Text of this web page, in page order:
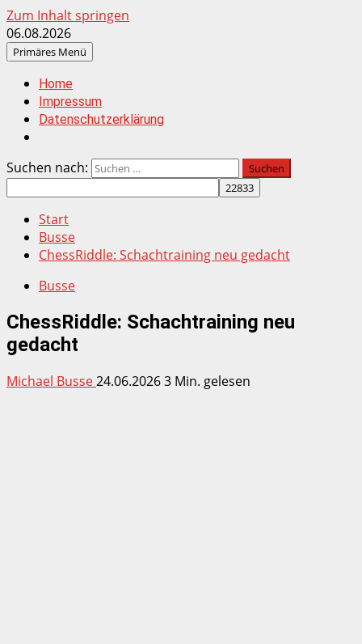
Zum Inhalt springen
06.08.2026
Primäres Menü
Home
Impressum
Datenschutzerklärung
Suchen nach:
Start
Busse
ChessRiddle: Schachtraining neu gedacht
Busse
ChessRiddle: Schachtraining neu
gedacht
Michael Busse24.06.20263 Min. gelesen